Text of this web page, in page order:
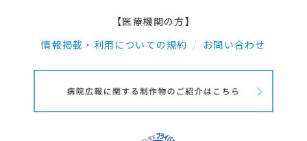
【医療機関の方】
情報掲載・利用についての規約
お問い合わせ